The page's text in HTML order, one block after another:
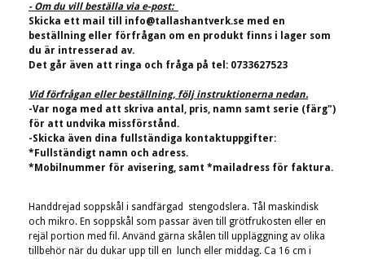
- Om du vill beställa via e-post:
Skicka ett mail till info@tallashantverk.se med en
beställning eller förfrågan om en produkt finns i lager som
du är intresserad av.
Det går även att ringa och fråga på tel: 0733627523
Vid förfrågan eller beställning, följ instruktionerna nedan.
-Var noga med att skriva antal, pris, namn samt serie (färg")
för att undvika missförstånd.
-Skicka även dina fullständiga kontaktuppgifter:
*Fullständigt namn och adress.
*Mobilnummer för avisering, samt *mailadress för faktura.
Handdrejad soppskål i sandfärgad stengodslera. Tål maskindisk
och mikro. En soppskål som passar även till grötfrukosten eller en
rejäl portion med fil. Använd gärna skålen till uppläggning av olika
tillbehör när du dukar upp till en lunch eller middag. Ca 16 cm i